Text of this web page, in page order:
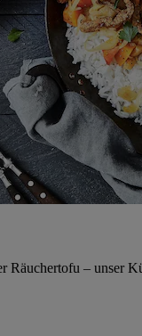
Räuchertofu – unser